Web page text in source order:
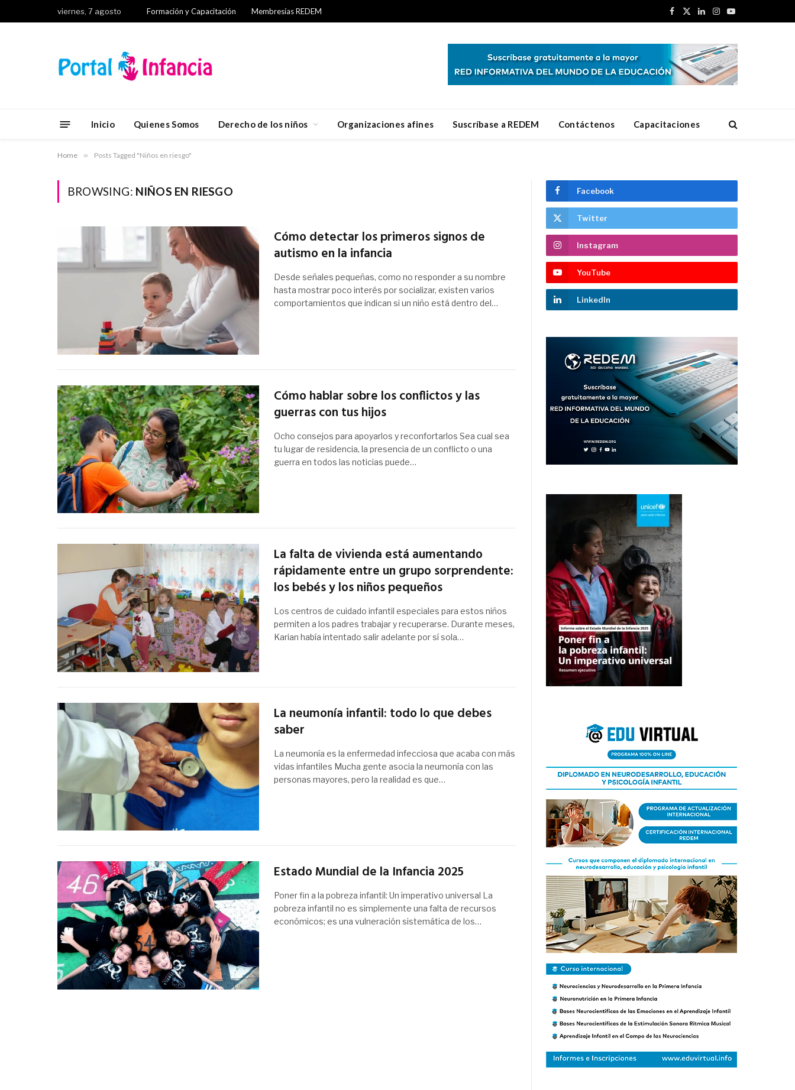
viernes, 7 agosto Formación y Capacitación Membresías REDEM
Facebook
X
LinkedIn
Instagram
YouTube
Inicio Quienes Somos Derecho de los niños Organizaciones afines Suscríbase a REDEM Contáctenos Capacitaciones
Home » Posts Tagged "Niños en riesgo"
BROWSING: NIÑOS EN RIESGO
Cómo detectar los primeros signos de
autismo en la infancia
Desde señales pequeñas, como no responder a su nombre
hasta mostrar poco interés por socializar, existen varios
comportamientos que indican si un niño está dentro del…
Cómo hablar sobre los conflictos y las
guerras con tus hijos
Ocho consejos para apoyarlos y reconfortarlos Sea cual sea
tu lugar de residencia, la presencia de un conflicto o una
guerra en todos las noticias puede…
La falta de vivienda está aumentando
rápidamente entre un grupo sorprendente:
los bebés y los niños pequeños
Los centros de cuidado infantil especiales para estos niños
permiten a los padres trabajar y recuperarse. Durante meses,
Karian había intentado salir adelante por sí sola…
La neumonía infantil: todo lo que debes
saber
La neumonía es la enfermedad infecciosa que acaba con más
vidas infantiles Mucha gente asocia la neumonía con las
personas mayores, pero la realidad es que…
Estado Mundial de la Infancia 2025
Poner fin a la pobreza infantil: Un imperativo universal La
pobreza infantil no es simplemente una falta de recursos
económicos; es una vulneración sistemática de los…
Facebook
Twitter
Instagram
YouTube
LinkedIn